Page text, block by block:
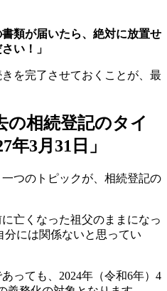
類が届いたら、絶対に放置せ
い！」
を完了させておくことが、最
の相続登記のタイ
3月31日」
つのトピックが、相続登記の
亡くなった祖父のままになっ
には関係ないと思ってい
っても、2024年（令和6年）4